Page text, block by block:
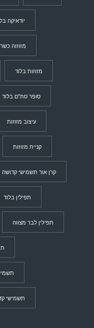
יודאיקה
מזוזוה
מזוזות בלוד
סופר סת"ם בלוד
עיצוב מזוזות
קניית מזוזות
קרן אור תשמישי קדושה
תפילין בלוד
תפילין לבר מצווה
תשמישי